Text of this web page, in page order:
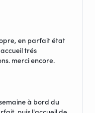
en parfait état
trés
merci encore.
à bord du